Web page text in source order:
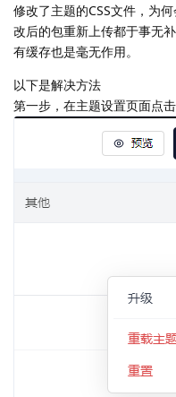
修改了主题的CSS文件，为
改后的包重新上传都于事无
有缓存也是毫无作用。
以下是解决方法
第一步，在主题设置页面点